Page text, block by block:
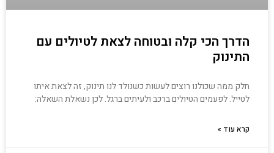
הדרך הכי קלה ובטוחה לצאת לטיולים עם
התינוק
חלק ממה שכולנו רוצים לעשות כשנולד לנו תינוק, זה לצאת איתו
לטייל. לפעמים הטיולים ברכב ולעיתים ברגל. לכן נשאלת השאלה:
קרא עוד »